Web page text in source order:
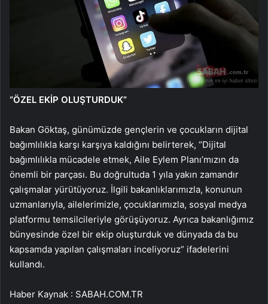
“ÖZEL EKİP OLUŞTURDUK”
Bakan Göktaş, günümüzde gençlerin ve çocukların dijital
bağımlılıkla karşı karşıya kaldığını belirterek, “Dijital
bağımlılıkla mücadele etmek, Aile Eylem Planı’mızın da
önemli bir parçası. Bu doğrultuda 1 yıla yakın zamandır
çalışmalar yürütüyoruz. İlgili bakanlıklarımızla, konunun
uzmanlarıyla, ailelerimizle, çocuklarımızla, sosyal medya
platformu temsilcileriyle görüşüyoruz. Ayrıca bakanlığımız
bünyesinde özel bir ekip oluşturduk ve dünyada da bu
kapsamda yapılan çalışmaları inceliyoruz” ifadelerini
kullandı.
Haber Kaynak : SABAH.COM.TR